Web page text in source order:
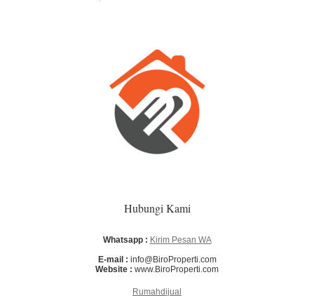
Hubungi Kami
Whatsapp : Kirim Pesan WA
E-mail : info@BiroProperti.com
Website : www.BiroProperti.com
Rumahdijual